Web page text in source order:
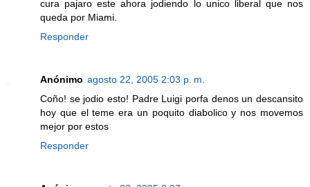
cura pajaro este ahora jodiendo lo unico liberal que nos
queda por Miami.
Responder
Anónimo agosto 22, 2005 2:03 p. m.
Coño! se jodio esto! Padre Luigi porfa denos un descansito
hoy que el teme era un poquito diabolico y nos movemos
mejor por estos
Responder